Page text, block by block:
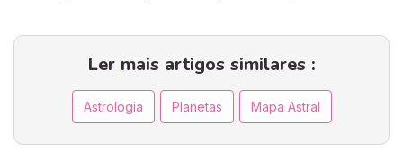
Ler mais artigos similares :
Astrologia Planetas Mapa Astral